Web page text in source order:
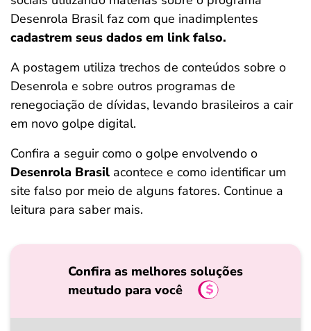
Desenrola Brasil faz com que inadimplentes
cadastrem seus dados em link falso.
A postagem utiliza trechos de conteúdos sobre o
Desenrola e sobre outros programas de
renegociação de dívidas, levando brasileiros a cair
em novo golpe digital.
Confira a seguir como o golpe envolvendo o
Desenrola Brasil acontece e como identificar um
site falso por meio de alguns fatores. Continue a
leitura para saber mais.
Confira as melhores soluções
meutudo para você